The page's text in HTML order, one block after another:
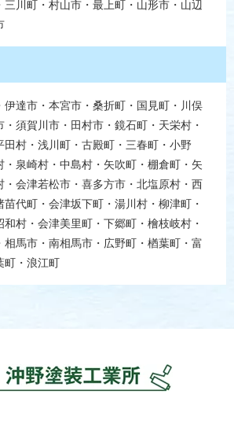
三川町・村山市・最上町・山形市・山辺
伊達市・本宮市・桑折町・国見町・川俣
須賀川市・田村市・鏡石町・天栄村・
田村・浅川町・古殿町・三春町・小野
・泉崎村・中島村・矢吹町・棚倉町・矢
・会津若松市・喜多方市・北塩原村・西
代町・会津坂下町・湯川村・柳津町・
村・会津美里町・下郷町・檜枝岐村・
相馬市・南相馬市・広野町・楢葉町・富
町・浪江町